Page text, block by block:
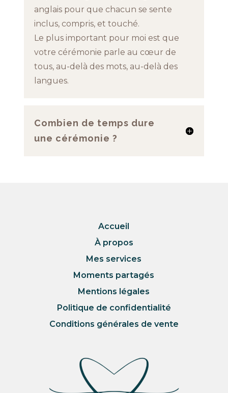
anglais pour que chacun se sente
inclus, compris, et touché.
Le plus important pour moi est que
votre cérémonie parle au cœur de
tous, au-delà des mots, au-delà des
langues.
Combien de temps dure
une cérémonie ?
Accueil
À propos
Mes services
Moments partagés
Mentions légales
Politique de confidentialité
Conditions générales de vente